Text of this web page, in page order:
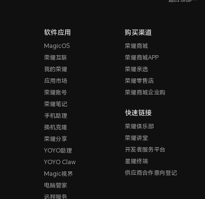
软件应用
MagicOS
荣耀互联
我的荣耀
应用市场
荣耀账号
荣耀笔记
手机助理
换机克隆
荣耀分享
YOYO助理
YOYO Claw
Magic视界
电脑管家
远程服务
购买渠道
荣耀商城
荣耀商城APP
荣耀亲选
荣耀零售店
荣耀商城企业购
快速链接
荣耀俱乐部
荣耀讲堂
开发者服务平台
星耀终端
供应商合作意向登记